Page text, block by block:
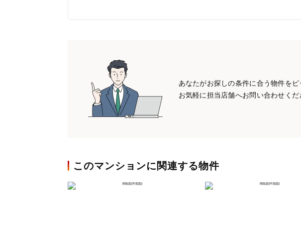
あなたがお探しの条件に合う物件を
お気軽に担当店舗へお問い合わせくだ
このマンションに関連する物件